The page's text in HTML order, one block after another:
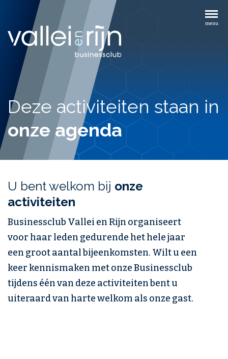
Overslaan
naar
inhoud
gaan
menu
Deze activiteiten staan in
onze agenda
U bent welkom bij onze
activiteiten
Businessclub Vallei en Rijn organiseert
voor haar leden gedurende het hele jaar
een groot aantal bijeenkomsten. Wilt u een
keer kennismaken met onze Businessclub
tijdens één van deze activiteiten bent u
uiteraard van harte welkom als onze gast.